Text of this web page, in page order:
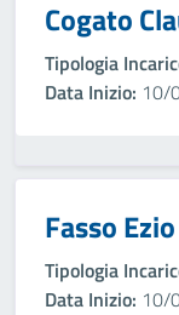
Cogato
Tipologia
Data Inizio: 10/
Fasso
Tipologia
Data Inizio: 10/